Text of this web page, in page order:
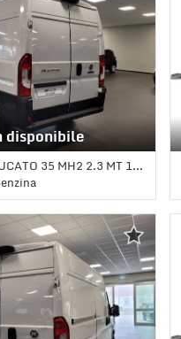
disponibile
35 MH2 2.3 MT 130CV
Manuale (5) • Bianco